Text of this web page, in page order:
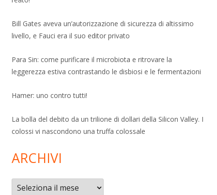
Bill Gates aveva un’autorizzazione di sicurezza di altissimo
livello, e Fauci era il suo editor privato
Para Sin: come purificare il microbiota e ritrovare la
leggerezza estiva contrastando le disbiosi e le fermentazioni
Hamer: uno contro tutti!
La bolla del debito da un trilione di dollari della Silicon Valley. I
colossi vi nascondono una truffa colossale
ARCHIVI
Archivi